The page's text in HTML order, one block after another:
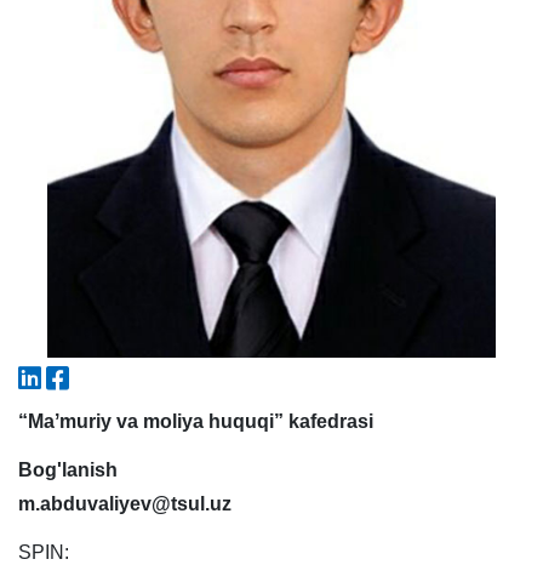
“Maʼmuriy va moliya huquqi” kafedrasi
Bog'lanish
m.abduvaliyev@tsul.uz
SPIN:
7. Call-center (4) 8. Bakalavriat kvotasi (3)
9. Magistratura kvotasi (4) ✉️ Adminga yozish